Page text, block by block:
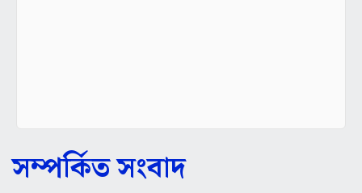
সম্পর্কিত সংবাদ